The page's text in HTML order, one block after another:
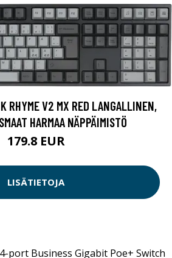
RHYME V2 MX RED LANGALLINEN,
HARMAA NÄPPÄIMISTÖ
179.8 EUR
LISÄTIETOJA